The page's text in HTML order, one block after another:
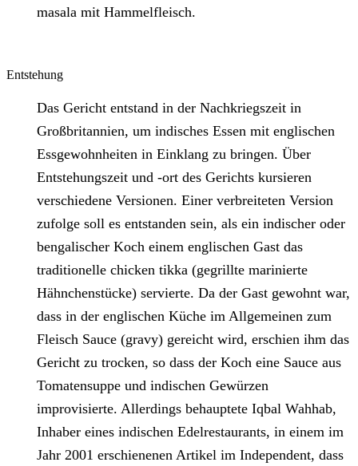
masala mit Hammelfleisch.
Entstehung
Das Gericht entstand in der Nachkriegszeit in
Großbritannien, um indisches Essen mit englischen
Essgewohnheiten in Einklang zu bringen. Über
Entstehungszeit und -ort des Gerichts kursieren
verschiedene Versionen. Einer verbreiteten Version
zufolge soll es entstanden sein, als ein indischer oder
bengalischer Koch einem englischen Gast das
traditionelle chicken tikka (gegrillte marinierte
Hähnchenstücke) servierte. Da der Gast gewohnt war,
dass in der englischen Küche im Allgemeinen zum
Fleisch Sauce (gravy) gereicht wird, erschien ihm das
Gericht zu trocken, so dass der Koch eine Sauce aus
Tomatensuppe und indischen Gewürzen
improvisierte. Allerdings behauptete Iqbal Wahhab,
Inhaber eines indischen Edelrestaurants, in einem im
Jahr 2001 erschienenen Artikel im Independent, dass